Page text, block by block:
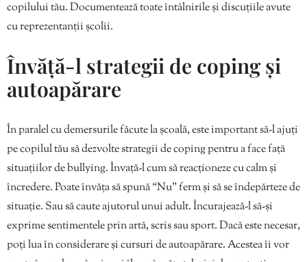
copilului tău. Documentează toate întâlnirile și discuțiile avute
cu reprezentanții școlii.
Învăță-l strategii de coping și
autoapărare
În paralel cu demersurile făcute la școală, este important să-l ajuți
pe copilul tău să dezvolte strategii de coping pentru a face față
situațiilor de bullying. Învață-l cum să reacționeze cu calm și
încredere. Poate învăța să spună “Nu” ferm și să se îndepărteze de
situație. Sau să caute ajutorul unui adult. Încurajează-l să-și
exprime sentimentele prin artă, scris sau sport. Dacă este necesar,
poți lua în considerare și cursuri de autoapărare. Acestea îi vor